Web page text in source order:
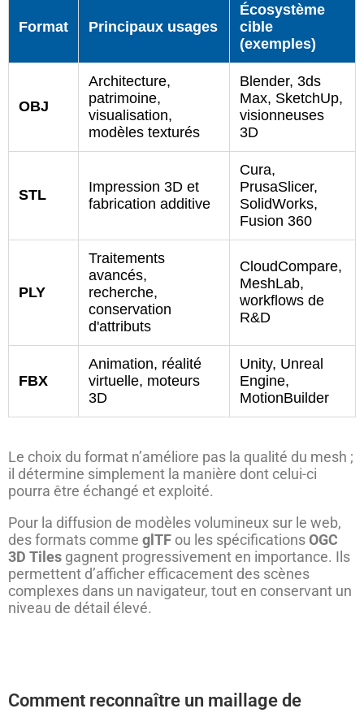
Format Principaux usages
Écosystème
cible
(exemples)
OBJ
Architecture,
patrimoine,
visualisation,
modèles texturés
Blender, 3ds
Max, SketchUp,
visionneuses
3D
STL
Impression 3D et
fabrication additive
Cura,
PrusaSlicer,
SolidWorks,
Fusion 360
PLY
Traitements
avancés,
recherche,
conservation
d'attributs
CloudCompare,
MeshLab,
workflows de
R&D
FBX
Animation, réalité
virtuelle, moteurs
3D
Unity, Unreal
Engine,
MotionBuilder
Le choix du format n’améliore pas la qualité du mesh ;
il détermine simplement la manière dont celui-ci
pourra être échangé et exploité.
Pour la diffusion de modèles volumineux sur le web,
des formats comme glTF ou les spécificationsOGC
3D Tiles gagnent progressivement en importance. Ils
permettent d’afficher efficacement des scènes
complexes dans un navigateur, tout en conservant un
niveau de détail élevé.
Comment reconnaître un maillage de